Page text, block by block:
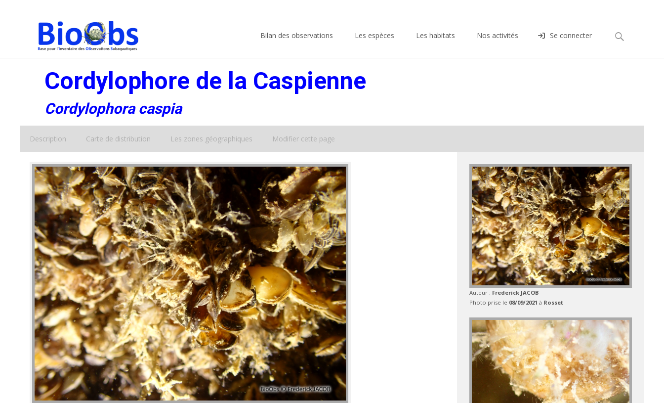
Bilan des observations Les espèces Les habitats Nos activités Se connecter Rechercher :
Cordylophore de la Caspienne
Cordylophora caspia
Description Carte de distribution Les zones géographiques Modifier cette page
Auteur : Frederick JACOB
Photo prise le 08/09/2021 à Rosset